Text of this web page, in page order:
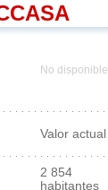
No disponible
Valor actual
2 854
habitantes